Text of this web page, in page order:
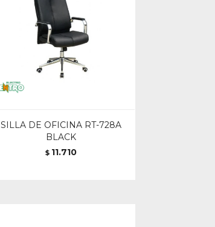
SILLA DE OFICINA RT-728A
BLACK
$ 11.710